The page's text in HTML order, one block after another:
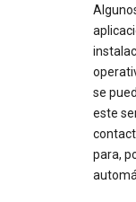
se
este
para,